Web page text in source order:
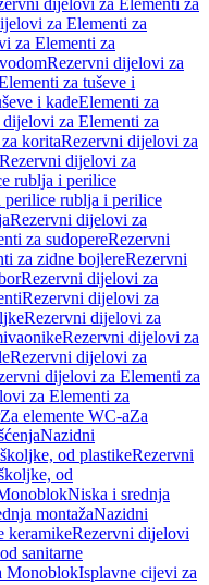
dijelovi za Elementi za
za Elementi za
za Elementi za
Rezervni dijelovi za
za tuševe i
i kadeElementi za
za Elementi za
koritaRezervni dijelovi za
Rezervni dijelovi za
rublja i perilice
perilice rublja i perilice
Rezervni dijelovi za
za sudopereRezervni
za zidne bojlereRezervni
Rezervni dijelovi za
Rezervni dijelovi za
Rezervni dijelovi za
Rezervni dijelovi za
Rezervni dijelovi za
dijelovi za Elementi za
za Elementi za
Za elemente WC-aZa
Nazidni
od plastikeRezervni
od
Niska i srednja
montažaNazidni
keramikeRezervni dijelovi
sanitarne
MonoblokIsplavne cijevi za